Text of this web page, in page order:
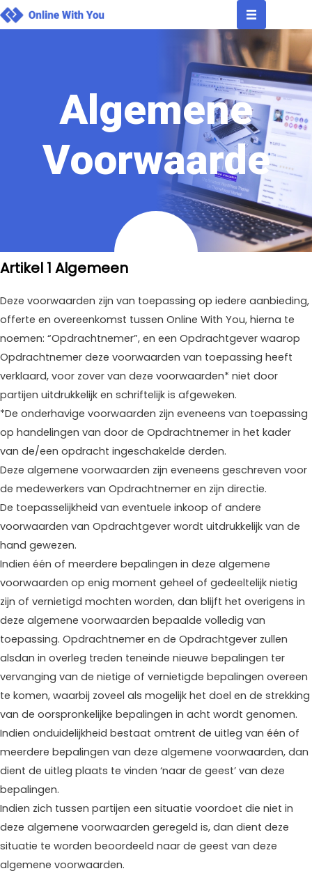
Ga
naar
Algemene
Voorwaarde
Artikel 1 Algemeen
Deze voorwaarden zijn van toepassing op iedere aanbieding,
offerte en overeenkomst tussen Online With You, hierna te
noemen: “Opdrachtnemer”, en een Opdrachtgever waarop
Opdrachtnemer deze voorwaarden van toepassing heeft
verklaard, voor zover van deze voorwaarden* niet door
partijen uitdrukkelijk en schriftelijk is afgeweken.
*De onderhavige voorwaarden zijn eveneens van toepassing
op handelingen van door de Opdrachtnemer in het kader
van de/een opdracht ingeschakelde derden.
Deze algemene voorwaarden zijn eveneens geschreven voor
de medewerkers van Opdrachtnemer en zijn directie.
De toepasselijkheid van eventuele inkoop of andere
voorwaarden van Opdrachtgever wordt uitdrukkelijk van de
hand gewezen.
Indien één of meerdere bepalingen in deze algemene
voorwaarden op enig moment geheel of gedeeltelijk nietig
zijn of vernietigd mochten worden, dan blijft het overigens in
deze algemene voorwaarden bepaalde volledig van
toepassing. Opdrachtnemer en de Opdrachtgever zullen
alsdan in overleg treden teneinde nieuwe bepalingen ter
vervanging van de nietige of vernietigde bepalingen overeen
te komen, waarbij zoveel als mogelijk het doel en de strekking
van de oorspronkelijke bepalingen in acht wordt genomen.
Indien onduidelijkheid bestaat omtrent de uitleg van één of
meerdere bepalingen van deze algemene voorwaarden, dan
dient de uitleg plaats te vinden ‘naar de geest’ van deze
bepalingen.
Indien zich tussen partijen een situatie voordoet die niet in
deze algemene voorwaarden geregeld is, dan dient deze
situatie te worden beoordeeld naar de geest van deze
algemene voorwaarden.